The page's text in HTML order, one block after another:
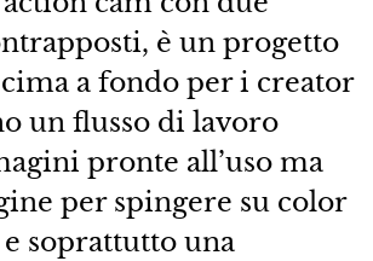
è un progetto
a fondo per i creator
un flusso di lavoro
pronte all’uso ma
per spingere su color
soprattutto una